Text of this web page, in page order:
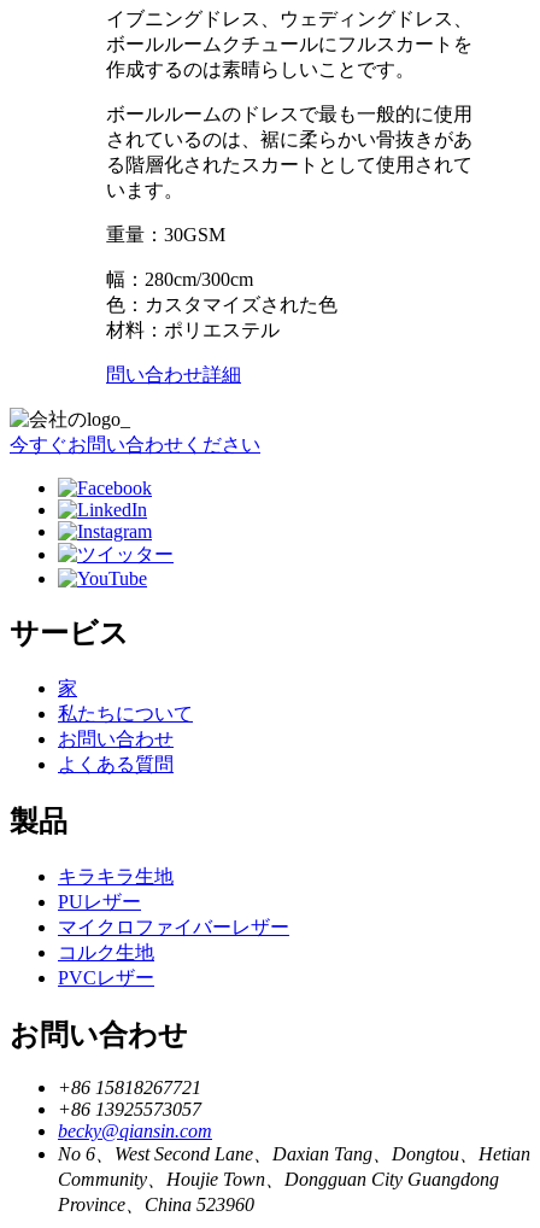
イブニングドレス、ウェディングドレス、
ボールルームクチュールにフルスカートを
作成するのは素晴らしいことです。
ボールルームのドレスで最も一般的に使用
されているのは、裾に柔らかい骨抜きがあ
る階層化されたスカートとして使用されて
います。
重量：30GSM
幅：280cm/300cm
色：カスタマイズされた色
材料：ポリエステル
問い合わせ詳細
今すぐお問い合わせください
サービス
家
私たちについて
お問い合わせ
よくある質問
製品
キラキラ生地
PUレザー
マイクロファイバーレザー
コルク生地
PVCレザー
お問い合わせ
+86 15818267721
+86 13925573057
becky@qiansin.com
No 6、West Second Lane、Daxian Tang、Dongtou、Hetian
Community、Houjie Town、Dongguan City Guangdong
Province、China 523960